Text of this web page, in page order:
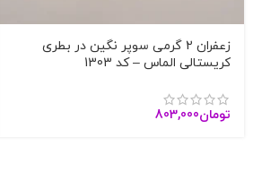
زعفران 2 گرمی سوپر نگین در بطری
کریستالی الماس – کد 1303
تومان803,000